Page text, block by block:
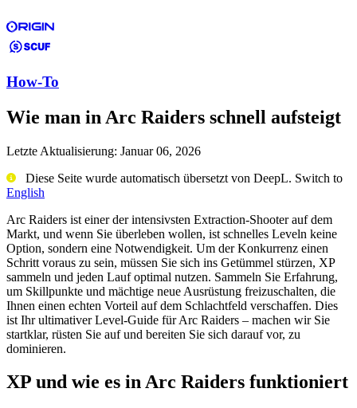
How-To
Wie man in Arc Raiders schnell aufsteigt
Letzte Aktualisierung: Januar 06, 2026
Diese Seite wurde automatisch übersetzt von DeepL. Switch to
English
Arc Raiders ist einer der intensivsten Extraction-Shooter auf dem
Markt, und wenn Sie überleben wollen, ist schnelles Leveln keine
Option, sondern eine Notwendigkeit. Um der Konkurrenz einen
Schritt voraus zu sein, müssen Sie sich ins Getümmel stürzen, XP
sammeln und jeden Lauf optimal nutzen. Sammeln Sie Erfahrung,
um Skillpunkte und mächtige neue Ausrüstung freizuschalten, die
Ihnen einen echten Vorteil auf dem Schlachtfeld verschaffen. Dies
ist Ihr ultimativer Level-Guide für Arc Raiders – machen wir Sie
startklar, rüsten Sie auf und bereiten Sie sich darauf vor, zu
dominieren.
XP und wie es in Arc Raiders funktioniert